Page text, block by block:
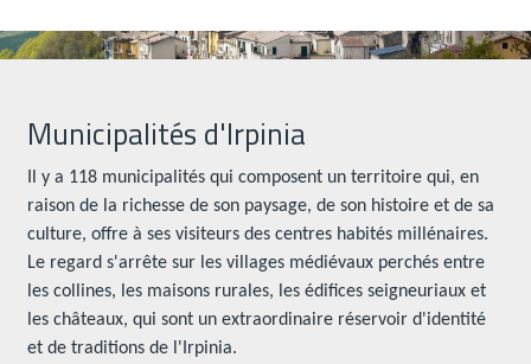
Municipalités d'Irpinia
Il y a 118 municipalités qui composent un territoire qui, en
raison de la richesse de son paysage, de son histoire et de sa
culture, offre à ses visiteurs des centres habités millénaires.
Le regard s'arrête sur les villages médiévaux perchés entre
les collines, les maisons rurales, les édifices seigneuriaux et
les châteaux, qui sont un extraordinaire réservoir d'identité
et de traditions de l'Irpinia.